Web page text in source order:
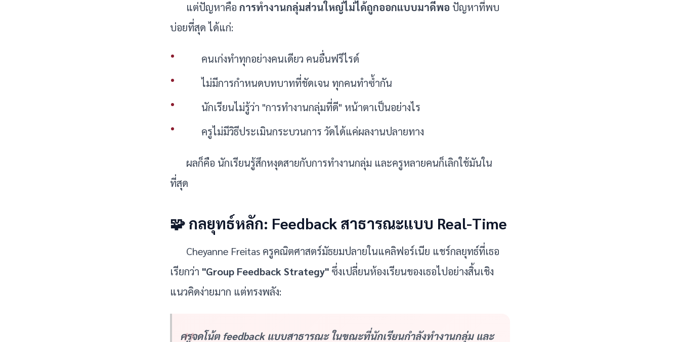
แต่ปัญหาคือ การทำงานกลุ่มส่วนใหญ่ไม่ได้ถูกออกแบบมาดีพอ ปัญหาที่พบ
บ่อยที่สุด ได้แก่:
คนเก่งทำทุกอย่างคนเดียว คนอื่นฟรีไรด์
ไม่มีการกำหนดบทบาทที่ชัดเจน ทุกคนทำซ้ำกัน
นักเรียนไม่รู้ว่า "การทำงานกลุ่มที่ดี" หน้าตาเป็นอย่างไร
ครูไม่มีวิธีประเมินกระบวนการ วัดได้แค่ผลงานปลายทาง
ผลก็คือ นักเรียนรู้สึกหงุดสายกับการทำงานกลุ่ม และครูหลายคนก็เลิกใช้มันใน
ที่สุด
🧩 กลยุทธ์หลัก: Feedback สาธารณะแบบ Real-Time
Cheyanne Freitas ครูคณิตศาสตร์มัธยมปลายในแคลิฟอร์เนีย แชร์กลยุทธ์ที่เธอ
เรียกว่า "Group Feedback Strategy" ซึ่งเปลี่ยนห้องเรียนของเธอไปอย่างสิ้นเชิง
แนวคิดง่ายมาก แต่ทรงพลัง:
ครูจดโน้ต feedback แบบสาธารณะ ในขณะที่นักเรียนกำลังทำงานกลุ่ม และ